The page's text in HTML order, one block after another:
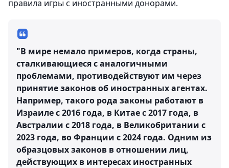
правила игры с иностранными донорами.
"В мире немало примеров, когда страны,
сталкивающиеся с аналогичными
проблемами, противодействуют им через
принятие законов об иностранных агентах.
Например, такого рода законы работают в
Израиле с 2016 года, в Китае с 2017 года, в
Австралии с 2018 года, в Великобритании с
2023 года, во Франции с 2024 года. Одним из
образцовых законов в отношении лиц,
действующих в интересах иностранных